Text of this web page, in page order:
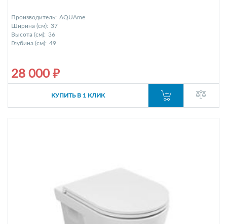
Производитель: AQUAme
Ширина (см): 37
Высота (см): 36
Глубина (см): 49
28 000 ₽
КУПИТЬ В 1 КЛИК